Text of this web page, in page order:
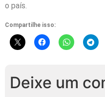
o país.
Compartilhe isso:
Deixe um